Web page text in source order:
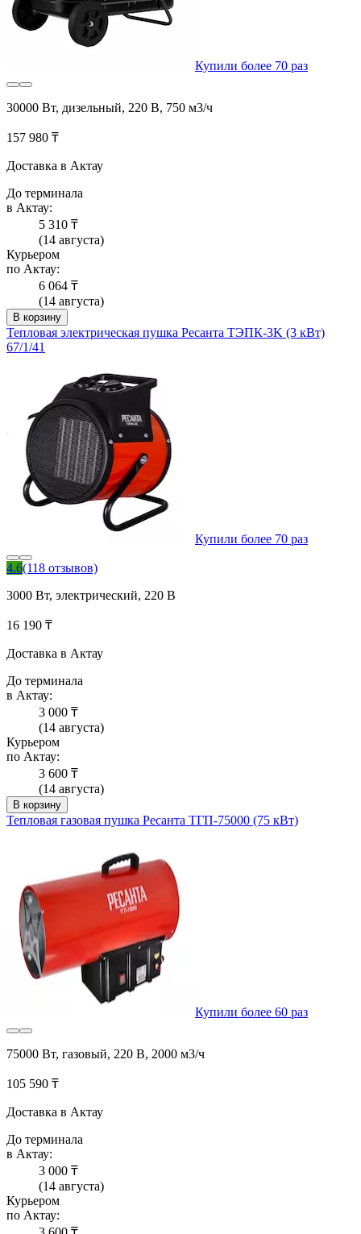
Купили более 70 раз
30000 Вт, дизельный, 220 В, 750 м3/ч
157 980 ₸
Доставка в Актау
До терминала
в Актау:
5 310 ₸
(14 августа)
Курьером
по Актау:
6 064 ₸
(14 августа)
В корзину
Тепловая электрическая пушка Ресанта ТЭПК-3K (3 кВт)
67/1/41
Купили более 70 раз
4.6(118 отзывов)
3000 Вт, электрический, 220 В
16 190 ₸
Доставка в Актау
До терминала
в Актау:
3 000 ₸
(14 августа)
Курьером
по Актау:
3 600 ₸
(14 августа)
В корзину
Тепловая газовая пушка Ресанта ТГП-75000 (75 кВт)
Купили более 60 раз
75000 Вт, газовый, 220 В, 2000 м3/ч
105 590 ₸
Доставка в Актау
До терминала
в Актау:
3 000 ₸
(14 августа)
Курьером
по Актау: